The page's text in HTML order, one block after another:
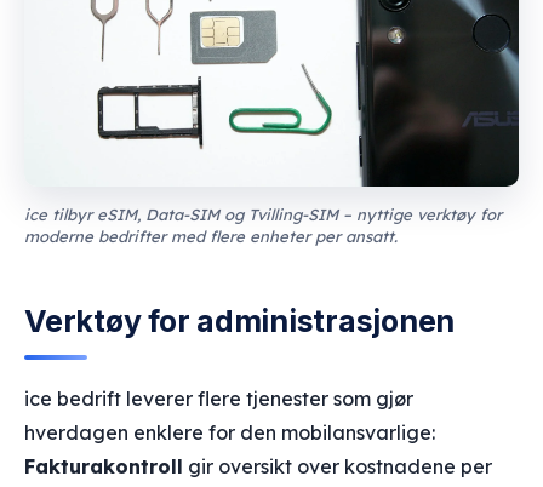
ice tilbyr eSIM, Data-SIM og Tvilling-SIM – nyttige verktøy for
moderne bedrifter med flere enheter per ansatt.
Verktøy for administrasjonen
ice bedrift leverer flere tjenester som gjør
hverdagen enklere for den mobilansvarlige:
Fakturakontroll gir oversikt over kostnadene per